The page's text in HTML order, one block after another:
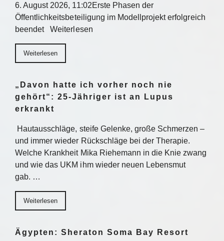
6. August 2026, 11:02Erste Phasen der
Öffentlichkeitsbeteiligung im Modellprojekt erfolgreich
beendet Weiterlesen
Weiterlesen
„Davon hatte ich vorher noch nie
gehört“: 25-Jähriger ist an Lupus
erkrankt
Hautausschläge, steife Gelenke, große Schmerzen –
und immer wieder Rückschläge bei der Therapie.
Welche Krankheit Mika Riehemann in die Knie zwang
und wie das UKM ihm wieder neuen Lebensmut
gab. …
Weiterlesen
Ägypten: Sheraton Soma Bay Resort